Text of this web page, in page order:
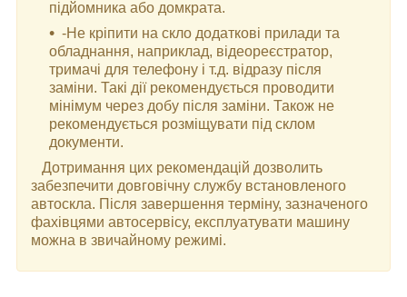
підйомника або домкрата.
-Не кріпити на скло додаткові прилади та
обладнання, наприклад, відеореєстратор,
тримачі для телефону і т.д. відразу після
заміни. Такі дії рекомендується проводити
мінімум через добу після заміни. Також не
рекомендується розміщувати під склом
документи.
Дотримання цих рекомендацій дозволить
забезпечити довговічну службу встановленого
автоскла. Після завершення терміну, зазначеного
фахівцями автосервісу, експлуатувати машину
можна в звичайному режимі.